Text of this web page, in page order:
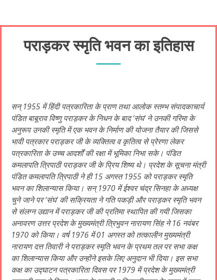
पराड़कर स्मृति भवन का इतिहास
सन् 1955 में हिंदी पत्रकारिता के प्राण तथा आलोक स्तम्भ संपादकाचार्य
पंडित बाबूराव विष्णु पराड़कर के निधन के बाद ‘संघ’ ने उनकी गरिमा के
अनुरूप उनकी स्मृति में एक भवन के निर्माण की योजना तैयार की जिससे
भावी पत्रकार पराड़कर जी के व्यक्तित्व व कृतित्व से प्रेरणा लेकर
पत्रकारिता के उच्च आदर्शों की रक्षा में भूमिका निभा सके। पंडित
कमलापति त्रिपाठी पराड़कर जी के प्रिय शिष्य थे। प्रदेश के सूचना मंत्री
पंडित कमलापति त्रिपाठी ने ही 15 अगस्त 1955 को पराड़कर स्मृति
भवन का शिलान्यास किया। सन् 1970 में ईश्वर चंद्र सिनहा के अध्यक्ष
चुने जाने पर ‘संघ’ की सक्रियता ने गति पकड़ी और पराड़कर स्मृति भवन
से संलग्न उद्यान में पराड़कर जी की प्रतिमा स्थापित की गयी जिसका
अनावरण उत्तर प्रदेश के मुख्यमंत्री त्रिभुवन नारायण सिंह ने 16 नवंबर
1970 को किया। वर्ष 1976 में 01 अगस्त को तत्कालीन मुख्यमंत्री
नारायण दत्त तिवारी ने पराड़कर स्मृति भवन के प्रथम तल पर सभा कक्ष
का शिलान्यास किया और उन्होंने इसके लिए अनुदान भी दिया। इस सभा
कक्ष का उद्घाटन पत्रकारिता दिवस पर 1979 में प्रदेश के मुख्यमंत्री